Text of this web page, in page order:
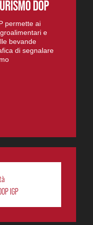
DOP
permette ai
e
bevande
di segnalare
IGP